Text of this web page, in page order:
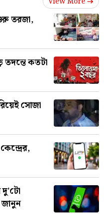
তরজা,
তদন্তে কতটা
সোজা
দু'টো